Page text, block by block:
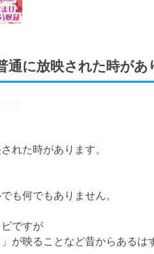
に放映された時があ
れた時があります。
も何でもありません。
ですが
が映ることなど昔からあるは